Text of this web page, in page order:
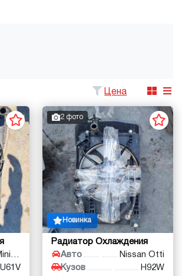
Цена
Mitsubishi Minicab
U61V
2 фото
Новинка
Радиатор Охлаждения
Авто
Nissan Otti
Кузов
H92W